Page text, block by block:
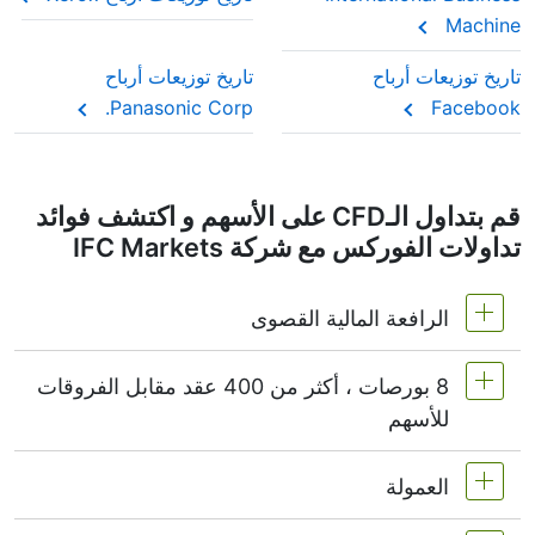
هذا التعديل يضمن أن يعكس سعر عقد CFD القيمة
السوقية الحقيقية للسهم، تماماً كما لو كنت تملك الأسهم
الفعلية.
Machine
تاريخ توزيعات أرباح
Facebook
تاريخ توزيعات أرباح
Panasonic Corp.
قم بتداول الـCFD على الأسهم و اكتشف فوائد
تداولات الفوركس مع شركة IFC Markets
الرافعة المالية القصوى
MetaTrader4 & MetaTrader5 1:20 أو (هامش 5%)
على NetTradeX الرافعة المالية لعقود الأسهم CFD
تساوي الرافعة المالية لحساب التداول (الحد الأقصى
8 بورصات ، أكثر من 400 عقد مقابل الفروقات
للأسهم
البورصات التالية -NYSE | Nasdaq (الولايات
العمولة